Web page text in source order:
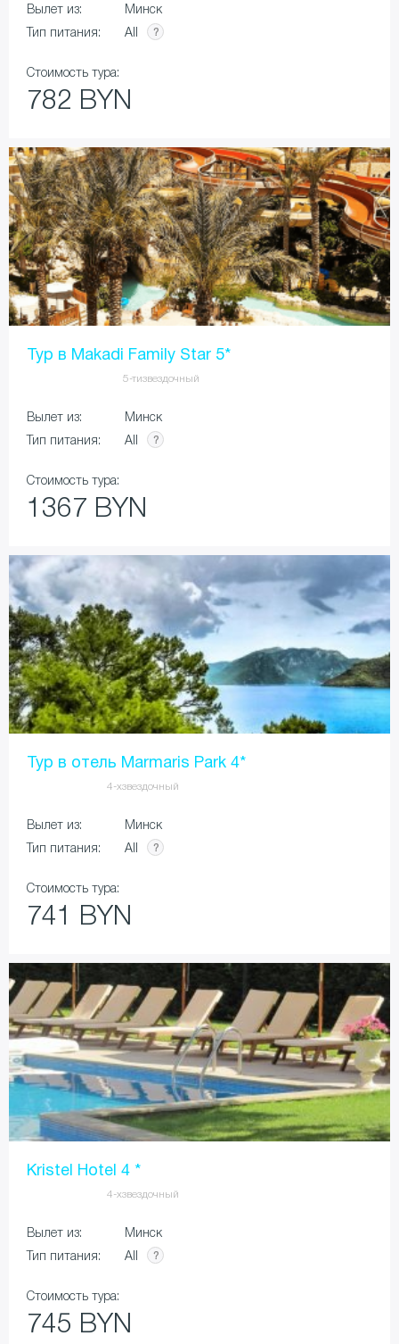
Вылет из:
Минск
Тип питания:
All
Стоимость тура:
782 BYN
Тур в Makadi Family Star 5*
5-тизвездочный
Вылет из:
Минск
Тип питания:
All
Стоимость тура:
1367 BYN
Тур в отель Marmaris Park 4*
4-хзвездочный
Вылет из:
Минск
Тип питания:
All
Стоимость тура:
741 BYN
Kristel Hotel 4 *
4-хзвездочный
Вылет из:
Минск
Тип питания:
All
Стоимость тура:
745 BYN